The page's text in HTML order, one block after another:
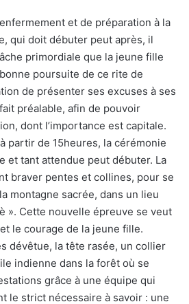
et de préparation à la
qui doit débuter peut après, il
primordiale que la jeune fille
poursuite de ce rite de
de présenter ses excuses à ses
préalable, afin de pouvoir
dont l’importance est capitale.
partir de 15heures, la cérémonie
et tant attendue peut débuter. La
braver pentes et collines, pour se
montagne sacrée, dans un lieu
». Cette nouvelle épreuve se veut
le courage de la jeune fille.
dévêtue, la tête rasée, un collier
indienne dans la forêt où se
grâce à une équipe qui
le strict nécessaire à savoir : une